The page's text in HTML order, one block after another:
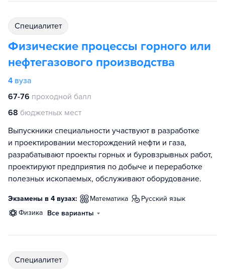
специалитет
Физические процессы горного или
нефтегазового производства
4 вуза
67-76 проходной балл
68 бюджетных мест
Выпускники специальности участвуют в разработке
и проектировании месторождений нефти и газа,
разрабатывают проекты горных и буровзрывных работ,
проектируют предприятия по добыче и переработке
полезных ископаемых, обслуживают оборудование.
Экзамены в 4 вузах: математика
русский язык
физика Все варианты
специалитет